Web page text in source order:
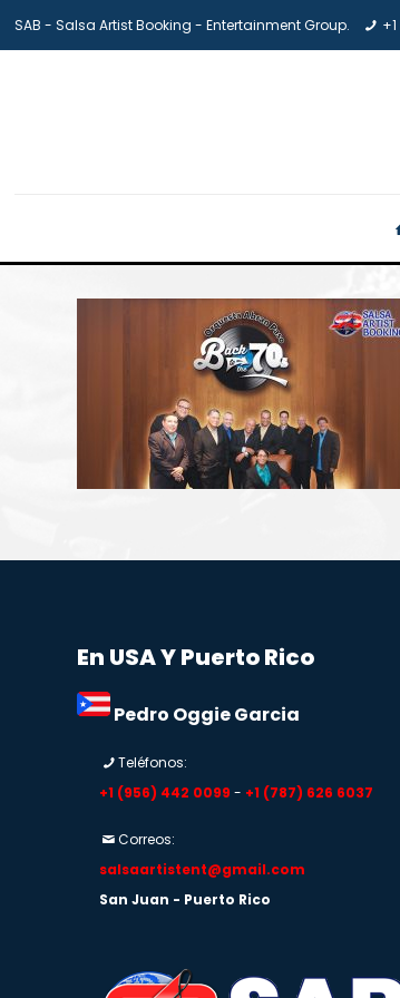
SAB - Salsa Artist Booking - Entertainment Group.
En USA Y Puerto Rico
Pedro Oggie Garcia
Teléfonos:
+1 (956) 442 0099 - +1 (787) 626 6037
Correos:
salsaartistent@gmail.com
San Juan - Puerto Rico